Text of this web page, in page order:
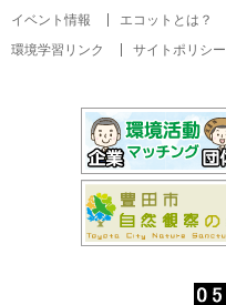
イベント情報
エコットとは？
環境学習リンク
サイトポリシー